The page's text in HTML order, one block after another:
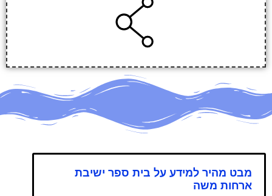
מבט מהיר למידע על בית ספר ישיבת
ארחות משה